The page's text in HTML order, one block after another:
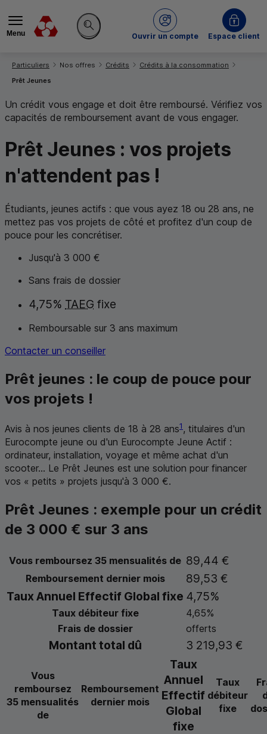
Menu
Rechercher sur le site
Ouvrir un compte
du Crédit MutuelEspace client
Vous êtes ici:
Particuliers Nos offres Crédits
Crédits à la consommation
Prêt Jeunes
Un crédit vous engage et doit être remboursé. Vérifiez vos
capacités de remboursement avant de vous engager.
Prêt Jeunes : vos projets
n'attendent pas !
Étudiants, jeunes actifs : que vous ayez 18 ou 28 ans, ne
mettez pas vos projets de côté et profitez d'un coup de
pouce pour les concrétiser.
Jusqu'à 3 000 €
Sans frais de dossier
4,75% TAEG fixe
Remboursable sur 3 ans maximum
Contacter un conseiller
Prêt jeunes : le coup de pouce pour
vos projets !
Avis à nos jeunes clients de 18 à 28 ans1, titulaires d'un
Eurocompte jeune ou d'un Eurocompte Jeune Actif :
ordinateur, installation, voyage et même achat d'un
scooter... Le Prêt Jeunes est une solution pour financer
vos « petits » projets jusqu'à 3 000 €.
Prêt Jeunes : exemple pour un crédit
de 3 000 € sur 3 ans
Vous remboursez 35 mensualités de 89,44 €
Remboursement dernier mois
89,53 €
Taux Annuel Effectif Global fixe 4,75%
Taux débiteur fixe
4,65%
Frais de dossier
offerts
Montant total dû 3 219,93 €
Vous
remboursez
35 mensualités
de
Remboursement
dernier mois
Taux
Annuel
Effectif
Global
fixe
Taux
débiteur
fixe